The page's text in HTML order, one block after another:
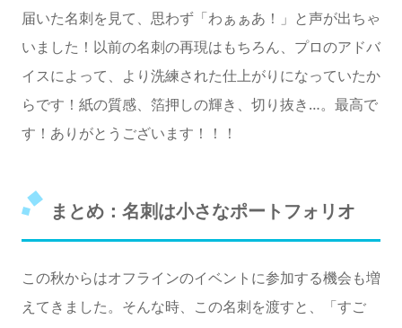
届いた名刺を見て、思わず「わぁぁあ！」と声が出ちゃ
いました！以前の名刺の再現はもちろん、プロのアドバ
イスによって、より洗練された仕上がりになっていたか
らです！紙の質感、箔押しの輝き、切り抜き…。最高で
す！ありがとうございます！！！
まとめ：名刺は小さなポートフォリオ
この秋からはオフラインのイベントに参加する機会も増
えてきました。そんな時、この名刺を渡すと、「すご